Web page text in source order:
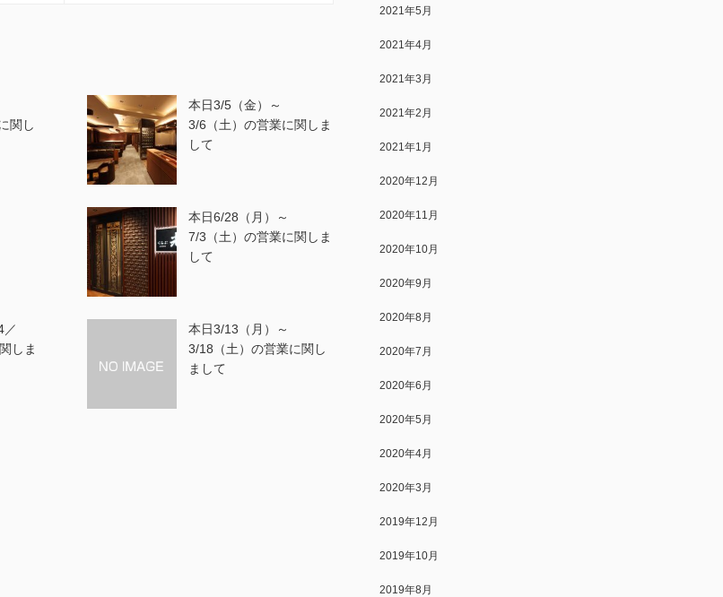
関し
本日3/5（金）～
3/6（土）の営業に関しま
して
本日6/28（月）～
7/3（土）の営業に関しま
して
／
しま
本日3/13（月）～
3/18（土）の営業に関し
まして
2021年5月
2021年4月
2021年3月
2021年2月
2021年1月
2020年12月
2020年11月
2020年10月
2020年9月
2020年8月
2020年7月
2020年6月
2020年5月
2020年4月
2020年3月
2019年12月
2019年10月
2019年8月